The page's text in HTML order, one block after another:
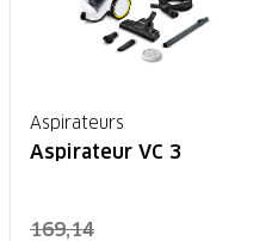
Aspirateurs
Aspirateur VC 3
169,14